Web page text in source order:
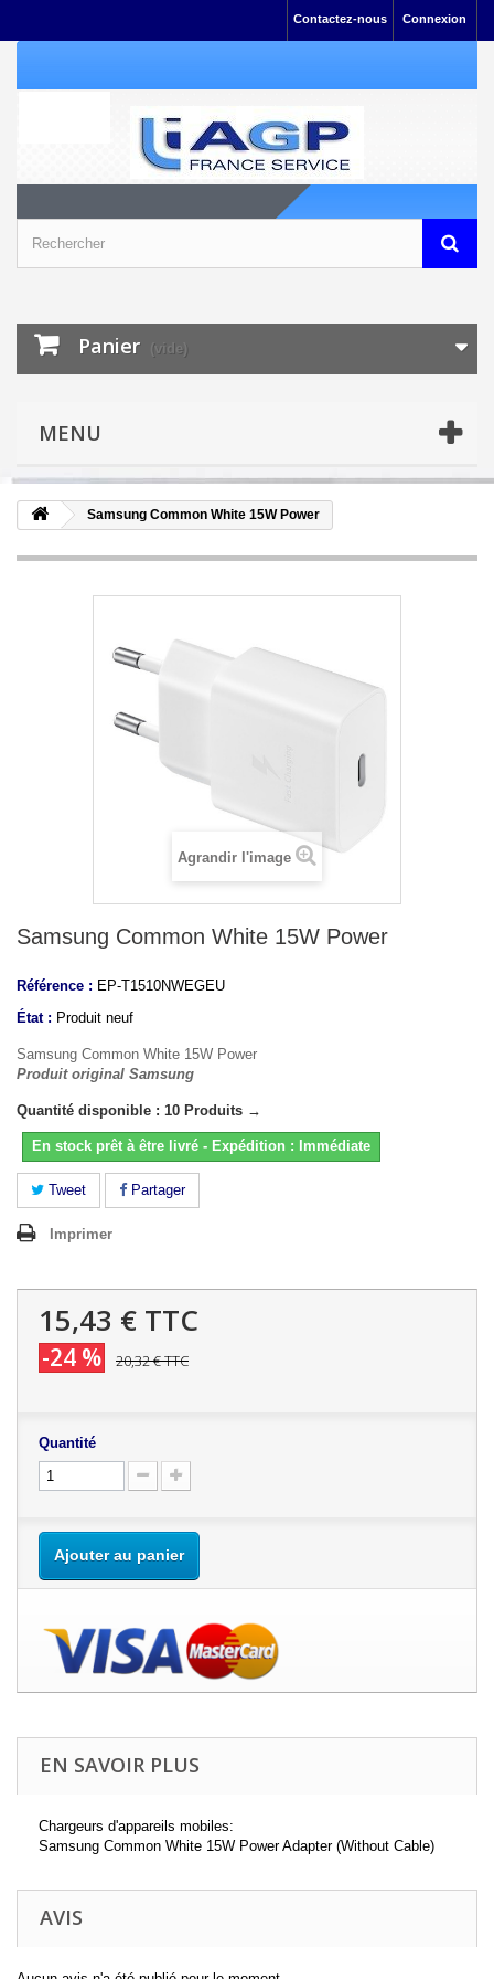
Connexion
Contactez-nous
Panier (vide)
MENU
Samsung Common White 15W Power
Agrandir l'image
Samsung Common White 15W Power
Référence : EP-T1510NWEGEU
État : Produit neuf
Samsung Common White 15W Power
Produit original Samsung
Quantité disponible : 10 Produits →
En stock prêt à être livré - Expédition : Immédiate
Tweet Partager
Imprimer
15,43 € TTC
-24 % 20,32 €TTC
Quantité
Ajouter au panier
EN SAVOIR PLUS
Chargeurs d'appareils mobiles:
Samsung Common White 15W Power Adapter (Without Cable)
AVIS